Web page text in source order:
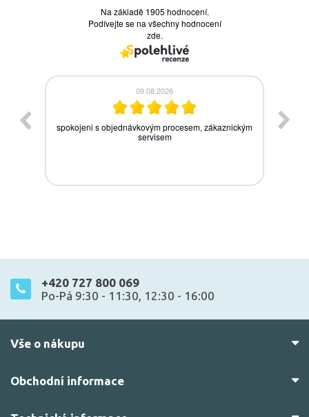
+420 727 800 069
Po-Pá 9:30 - 11:30, 12:30 - 16:00
Vše o nákupu
Obchodní informace